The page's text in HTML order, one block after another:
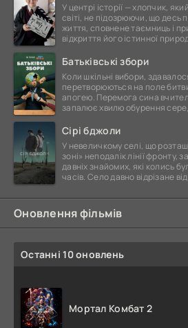
У центрі історії — хлопчик,
світі, не підозрюючи, що десь
життя, сповнене таємниць і
відкриття його істинної
Батьківські збори
Коли шкільні вибори,
перетворюються на поле
апогею. Перемога сина
запалює хвилю обурення
Сірі бджоли
У невеличкому селі, що
зоні» неподалік лінії
давніх знайомих, які колись
часів. Село давно відрізане
Оновлення фільмів
Останні 10 оновлень
Мортал Комбат 2